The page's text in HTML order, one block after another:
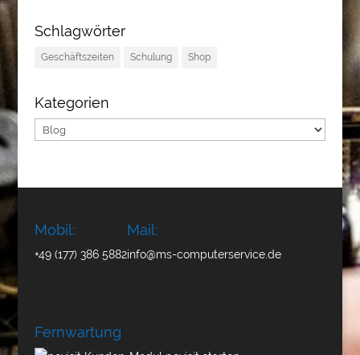
Schlagwörter
Geschäftszeiten Schulung Shop
Kategorien
Kategorien
Mobil:
+49 (177) 386 5882
Mail:
info@ms-computerservice.de
Fernwartung